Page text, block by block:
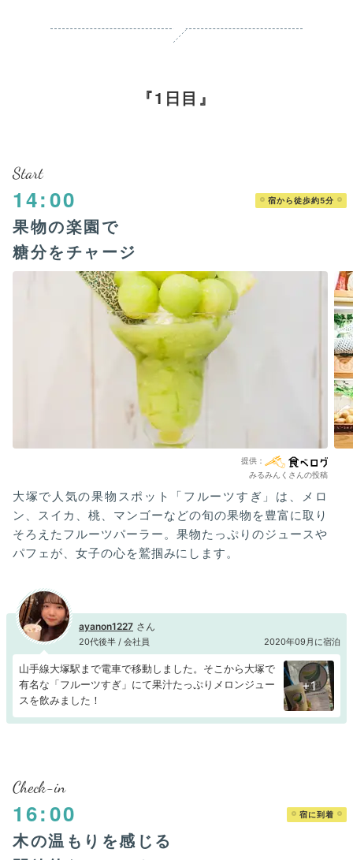
1日目
Start
14:00 宿から徒歩約5分
果物の楽園で
糖分をチャージ
みるみんくさんの投稿
大塚で人気の果物スポット「フルーツすぎ」は、メロ
ン、スイカ、桃、マンゴーなどの旬の果物を豊富に取り
そろえたフルーツパーラー。果物たっぷりのジュースや
パフェが、女子の心を鷲掴みにします。
ayanon1227
20代後半 / 会社員 2020年09月に宿泊
山手線大塚駅まで電車で移動しました。そこから大塚で
有名な「フルーツすぎ」にて果汁たっぷりメロンジュー
スを飲みました！
+1
Check-in
16:00 宿に到着
木の温もりを感じる